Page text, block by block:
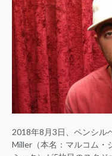
2018年8月3日、ペンシル
Miller（本名：マルコム・